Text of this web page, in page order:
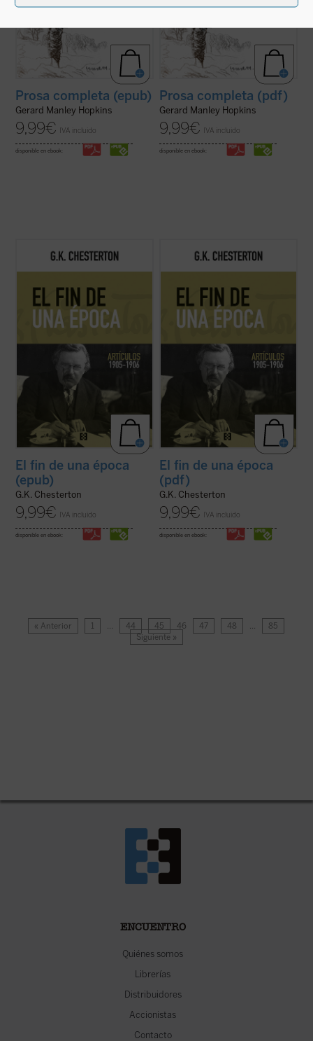
Prosa completa (epub)
Gerard Manley Hopkins
9,99€ IVA incluido
disponible en ebook:
Prosa completa (pdf)
Gerard Manley Hopkins
9,99€ IVA incluido
disponible en ebook:
Este volumen, realizado en colaboración
con el Club Chesterton de la Universidad
estos tiempos de desconcierto y asfixia, el
vigor y la cordura ...
(ver ficha)
El fin de una época
(epub)
G.K. Chesterton
9,99€ IVA incluido
disponible en ebook:
Este volumen, realizado en colaboración
con el Club Chesterton de la Universidad
estos tiempos de desconcierto y asfixia, el
vigor y la cordura ...
(ver ficha)
El fin de una época
(pdf)
G.K. Chesterton
9,99€ IVA incluido
disponible en ebook:
« Anterior 1 … 44 45 46 47 48 …
85
Siguiente »
ENCUENTRO
Quiénes somos
Librerías
Distribuidores
Accionistas
Contacto